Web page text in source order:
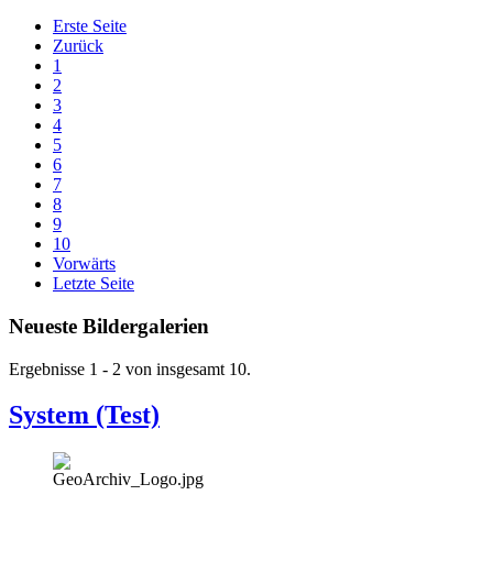
Erste Seite
Zurück
1
2
3
4
5
6
7
8
9
10
Vorwärts
Letzte Seite
Neueste Bildergalerien
Ergebnisse 1 - 2 von insgesamt 10.
System (Test)